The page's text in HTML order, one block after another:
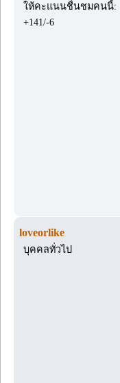
ให้คะแนนชื่นชมคนนี้:
+141/-6
loveorlike
บุคคลทั่วไป